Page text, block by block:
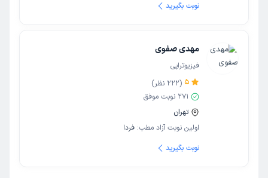
نوبت بگیرید
مهدی صفوی
فیزیوتراپی
5
(
222 نظر)
271 نوبت موفق
تهران
اولین نوبت آزاد مطب: فردا
نوبت بگیرید